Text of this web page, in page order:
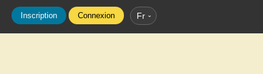
Inscription Connexion Fr